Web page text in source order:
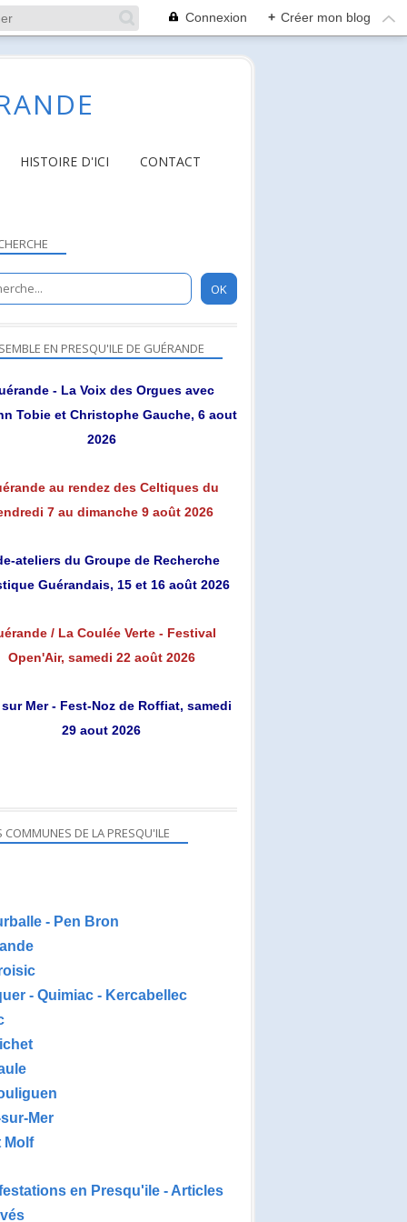
Connexion + Créer mon blog
HISTOIRE D'ICI CONTACT
EN PRESQU'ILE DE GUÉRANDE
- La Voix des Orgues avec
Tobie et Christophe Gauche, 6 aout
2026
au rendez des Celtiques du
7 au dimanche 9 août 2026
ateliers du Groupe de Recherche
Guérandais, 15 et 16 août 2026
/ La Coulée Verte - Festival
Open'Air, samedi 22 août 2026
sur Mer - Fest-Noz de Roffiat, samedi
29 aout 2026
COMMUNES DE LA PRESQU'ILE
- Pen Bron
- Quimiac - Kercabellec
Mer
Molf
en Presqu'ile - Articles